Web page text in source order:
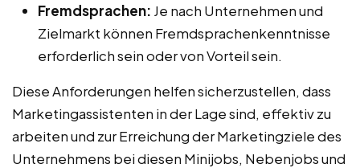
Fremdsprachen: Je nach Unternehmen und
Zielmarkt können Fremdsprachenkenntnisse
erforderlich sein oder von Vorteil sein.
Diese Anforderungen helfen sicherzustellen, dass
Marketingassistenten in der Lage sind, effektiv zu
arbeiten und zur Erreichung der Marketingziele des
Unternehmens bei diesen Minijobs, Nebenjobs und